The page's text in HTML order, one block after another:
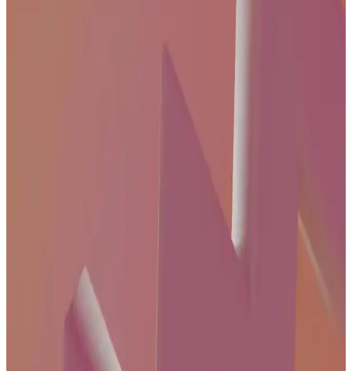
Televizyon Kanal Ayarları ve Güncel Pratik
Televizyon kanal ayarlarını doğru yaparak görüntü ve ses kalitenizi
TCL'nin akıllı televizyon modelleri, Google TV ve Android TV
platformlarıyla yüksek görüntü kalitesi ve uygun fiyat sunar. Ancak,
müşteri hizmetleri ve güncelleme süreçleri konusunda farklı görüşler
55 inç 4K QLED Akıllı Televizyonlar: Modern Evler
İçin En İyi Seçenekler ve Özellikler